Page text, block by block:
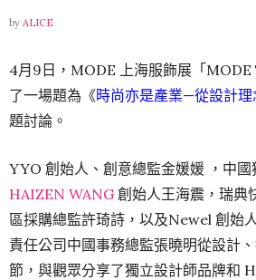
by ALICE
4月9日，MODE 上海服飾展「
了一場題為《時尚亦是產業—從設計理
題討論。
YYO 創始人、創意總監金媛媛 ，中
HAIZEN WANG 創始人王海震，瑞典
區採購總監許琦詩，以及Newel 創始
責任公司中國事務總監張曉明從設計
節，與觀眾分享了獨立設計師品牌和